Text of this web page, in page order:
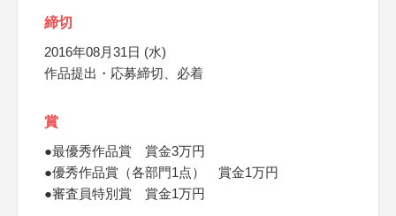
締切
2016年08月31日 (水)
作品提出・応募締切、必着
賞
●最優秀作品賞 賞金3万円
●優秀作品賞（各部門1点） 賞金1万円
●審査員特別賞 賞金1万円